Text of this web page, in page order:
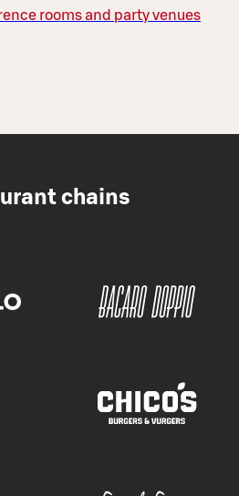
rooms and party venues
chains